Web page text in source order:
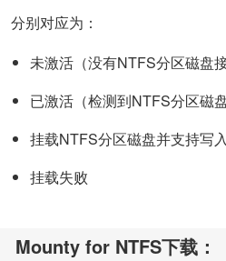
分别对应为：
未激活（没有NTFS分区磁盘接
已激活（检测到NTFS分区磁盘
挂载NTFS分区磁盘并支持写入
挂载失败
Mounty for NTFS下载：